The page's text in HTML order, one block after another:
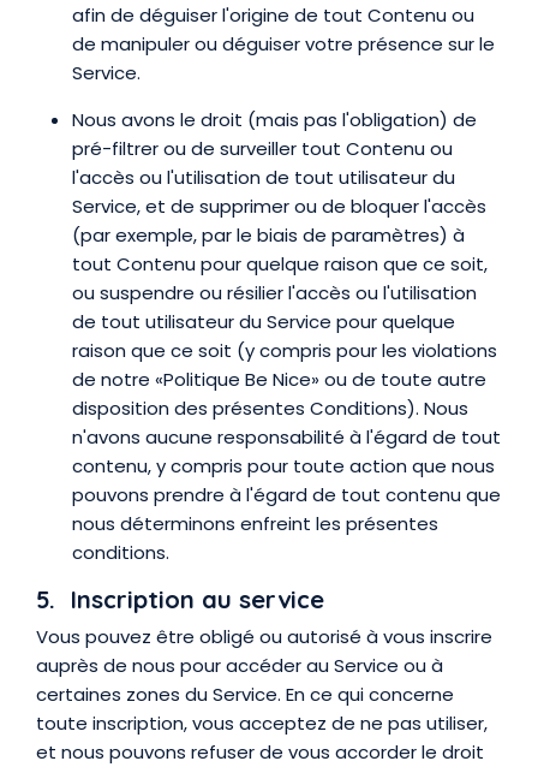
afin de déguiser l'origine de tout Contenu ou
de manipuler ou déguiser votre présence sur le
Service.
Nous avons le droit (mais pas l'obligation) de
pré-filtrer ou de surveiller tout Contenu ou
l'accès ou l'utilisation de tout utilisateur du
Service, et de supprimer ou de bloquer l'accès
(par exemple, par le biais de paramètres) à
tout Contenu pour quelque raison que ce soit,
ou suspendre ou résilier l'accès ou l'utilisation
de tout utilisateur du Service pour quelque
raison que ce soit (y compris pour les violations
de notre «Politique Be Nice» ou de toute autre
disposition des présentes Conditions). Nous
n'avons aucune responsabilité à l'égard de tout
contenu, y compris pour toute action que nous
pouvons prendre à l'égard de tout contenu que
nous déterminons enfreint les présentes
conditions.
5. Inscription au service
Vous pouvez être obligé ou autorisé à vous inscrire
auprès de nous pour accéder au Service ou à
certaines zones du Service. En ce qui concerne
toute inscription, vous acceptez de ne pas utiliser,
et nous pouvons refuser de vous accorder le droit